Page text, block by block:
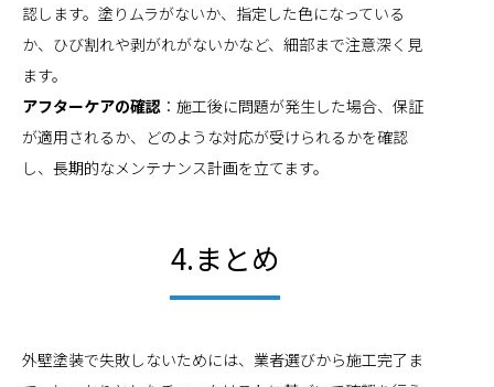
認します。塗りムラがないか、指定した色になっている
か、ひび割れや剥がれがないかなど、細部まで注意深く見
ます。
アフターケアの確認 ：施工後に問題が発生した場合、保証
が適用されるか、どのような対応が受けられるかを確認
し、長期的なメンテナンス計画を立てます。
4.まとめ
外壁塗装で失敗しないためには、業者選びから施工完了ま